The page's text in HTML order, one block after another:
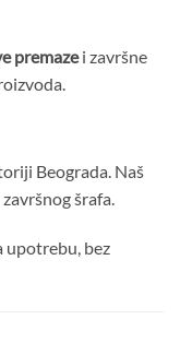
premazei završne
Beograda. Naš
šrafa.
upotrebu, bez